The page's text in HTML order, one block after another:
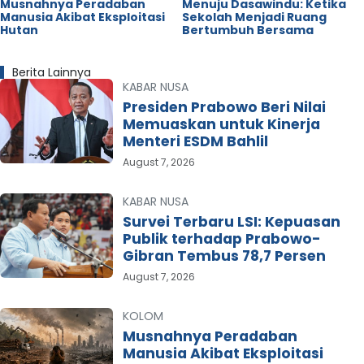
Musnahnya Peradaban
Manusia Akibat Eksploitasi
Hutan
Menuju Dasawindu: Ketika
Sekolah Menjadi Ruang
Bertumbuh Bersama
Berita Lainnya
KABAR NUSA
Presiden Prabowo Beri Nilai
Memuaskan untuk Kinerja
Menteri ESDM Bahlil
August 7, 2026
KABAR NUSA
Survei Terbaru LSI: Kepuasan
Publik terhadap Prabowo-
Gibran Tembus 78,7 Persen
August 7, 2026
KOLOM
Musnahnya Peradaban
Manusia Akibat Eksploitasi